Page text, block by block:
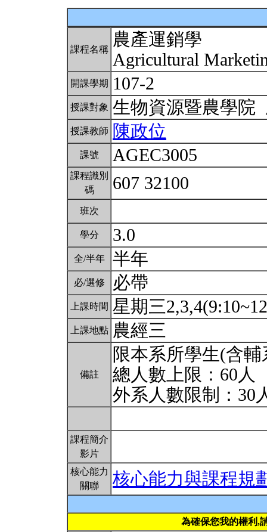
課程名稱 農產運銷學
Agricultural
開課學期 107-2
授課對象 生物資源暨農學
授課教師 陳政位
課號 AGEC3005
課程識別
碼
607 32100
班次
學分 3.0
全/半年 半年
必/選修 必帶
上課時間 星期三
上課地點 農經三
備註
限本系所學生(含
總人數上限：60人
外系人數限制：30
課程簡介
影片
核心能力
關聯
核心能力與課程規
為確保您我的權利,